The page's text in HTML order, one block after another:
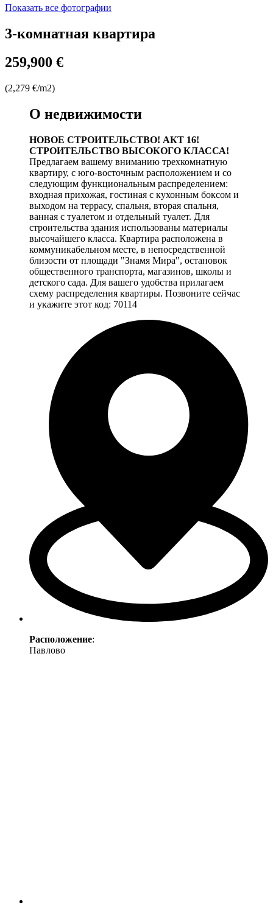
Показать все фотографии
3-комнатная квартира
259,900 €
(2,279 €/m2)
О недвижимости
НОВОЕ СТРОИТЕЛЬСТВО! АКТ 16!
СТРОИТЕЛЬСТВО ВЫСОКОГО КЛАССА!
Предлагаем вашему вниманию трехкомнатную
квартиру, с юго-восточным расположением и со
следующим функциональным распределением:
входная прихожая, гостиная с кухонным боксом и
выходом на террасу, спальня, вторая спальня,
ванная с туалетом и отдельный туалет. Для
строительства здания использованы материалы
высочайшего класса. Квартира расположена в
коммуникабельном месте, в непосредственной
близости от площади "Знамя Мира", остановок
общественного транспорта, магазинов, школы и
детского сада. Для вашего удобства прилагаем
схему распределения квартиры. Позвоните сейчас
и укажите этот код: 70114
Расположение:
Павлово